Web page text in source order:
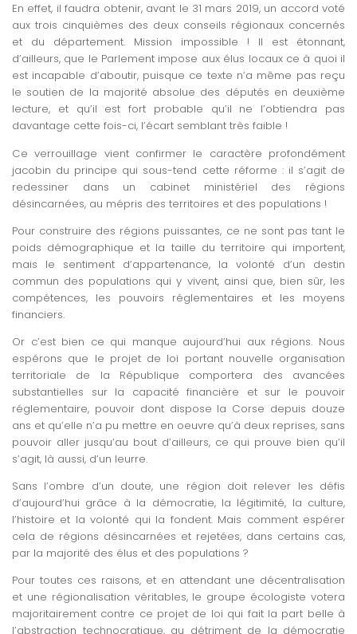
En effet, il faudra obtenir, avant le 31 mars 2019, un accord voté
aux trois cinquièmes des deux conseils régionaux concernés
et du département. Mission impossible ! Il est étonnant,
d’ailleurs, que le Parlement impose aux élus locaux ce à quoi il
est incapable d’aboutir, puisque ce texte n’a même pas reçu
le soutien de la majorité absolue des députés en deuxième
lecture, et qu’il est fort probable qu’il ne l’obtiendra pas
davantage cette fois-ci, l’écart semblant très faible !
Ce verrouillage vient confirmer le caractère profondément
jacobin du principe qui sous-tend cette réforme : il s’agit de
redessiner dans un cabinet ministériel des régions
désincarnées, au mépris des territoires et des populations !
Pour construire des régions puissantes, ce ne sont pas tant le
poids démographique et la taille du territoire qui importent,
mais le sentiment d’appartenance, la volonté d’un destin
commun des populations qui y vivent, ainsi que, bien sûr, les
compétences, les pouvoirs réglementaires et les moyens
financiers.
Or c’est bien ce qui manque aujourd’hui aux régions. Nous
espérons que le projet de loi portant nouvelle organisation
territoriale de la République comportera des avancées
substantielles sur la capacité financière et sur le pouvoir
réglementaire, pouvoir dont dispose la Corse depuis douze
ans et qu’elle n’a pu mettre en oeuvre qu’à deux reprises, sans
pouvoir aller jusqu’au bout d’ailleurs, ce qui prouve bien qu’il
s’agit, là aussi, d’un leurre.
Sans l’ombre d’un doute, une région doit relever les défis
d’aujourd’hui grâce à la démocratie, la légitimité, la culture,
l’histoire et la volonté qui la fondent. Mais comment espérer
cela de régions désincarnées et rejetées, dans certains cas,
par la majorité des élus et des populations ?
Pour toutes ces raisons, et en attendant une décentralisation
et une régionalisation véritables, le groupe écologiste votera
majoritairement contre ce projet de loi qui fait la part belle à
l’abstraction technocratique, au détriment de la démocratie